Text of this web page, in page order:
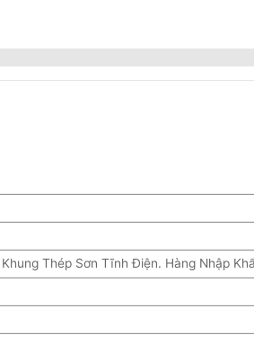
Thép Sơn Tĩnh Điện. Hàng Nhập